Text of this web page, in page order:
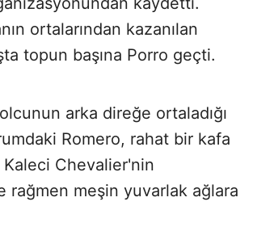
ortalarından kazanılan
topun başına Porro geçti.
arka direğe ortaladığı
Romero, rahat bir kafa
Kaleci Chevalier'nin
rağmen meşin yuvarlak ağlara